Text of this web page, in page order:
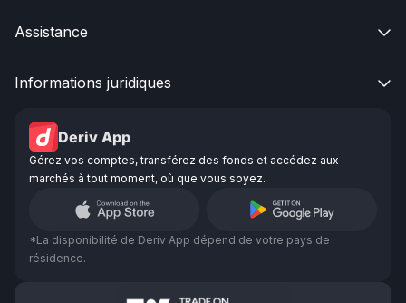
Assistance 
Informations juridiques 
Deriv App
Gérez vos comptes, transférez des fonds et accédez aux
marchés à tout moment, où que vous soyez.
*La disponibilité de Deriv App dépend de votre pays de
résidence.